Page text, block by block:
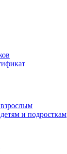
и подросткам